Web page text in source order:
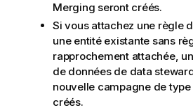
Merging seront créés.
Si vous attachez une règle
une entité existante sans
rapprochement attachée,
de données de data
nouvelle campagne de
créés.